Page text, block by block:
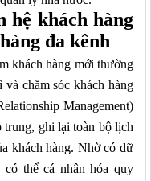
hệ khách hàng
đa kênh
khách hàng mới thường
chăm sóc khách hàng
Management)
ghi lại toàn bộ lịch
khách hàng. Nhờ có dữ
thể cá nhân hóa quy